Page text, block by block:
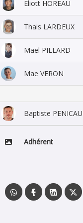
Eliott HOREAU
Thais LARDEUX
Maël PILLARD
Mae VERON
Baptiste
Adhérent